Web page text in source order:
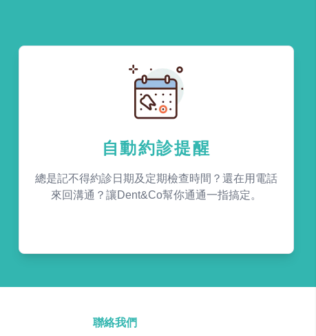
自動約診提醒
總是記不得約診日期及定期檢查時間？還在用電話
來回溝通？讓Dent&Co幫你通通一指搞定。
聯絡我們